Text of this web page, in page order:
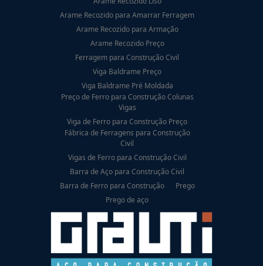
Arame Recozido para Amarrar Ferragem
Arame Recozido para Armação
Arame Recozido Preço
Ferragem para Construção Civil
Viga Baldrame Preço
Viga Baldrame Pré Moldada
Preço de Ferro para Construção Colunas
Vigas
Viga de Ferro para Construção Preço
Fábrica de Ferragens para Construção
Civil
Vigas de Ferro para Construção Civil
Barra de Aço para Construção Civil
Barra de Ferro para Construção
Prego
Prego de aço